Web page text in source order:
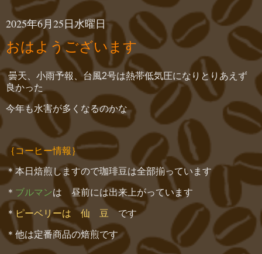
2025年6月25日水曜日
おはようございます
曇天、小雨予報、台風2号は熱帯低気圧になりとりあえず
良かった
今年も水害が多くなるのかな
｛コーヒー情報｝
＊本日焙煎しますので珈琲豆は全部揃っています
＊ ブルマンは 昼前には出来上がっています
＊ピーベリーは 仙 豆です
＊他は定番商品の焙煎です